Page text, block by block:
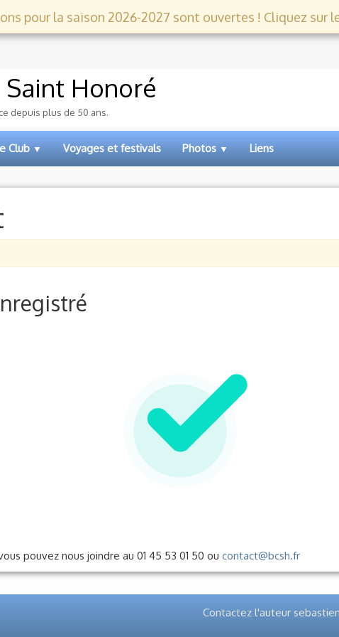
pour la saison 2026-2027 sont ouvertes ! Cliquez sur le
Saint Honoré
depuis plus de 50 ans.
Club▼ Voyages et festivals Photos▼ Liens
pouvez nous joindre au 01 45 53 01 50 ou contact@bcsh.fr
Contactez l'auteur